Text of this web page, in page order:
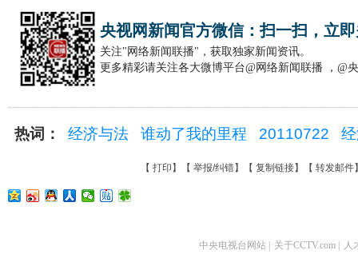
央视网新闻官方微信：扫一扫，立
关注"网络新闻联播"，获取独家新闻资讯。
更多精彩请关注各大微博平台@网络新闻联播 ，@
热词： 经济与法 谁动了我的里程 20110722
【 打印 】【 举报/纠错】【 复制链接】【 转发邮件
中央电视台网站 关于CCTV.com 人